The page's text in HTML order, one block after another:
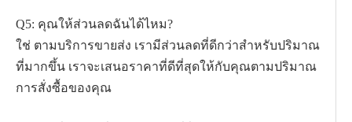
Q5: คุณให้ส่วนลดฉันได้ไหม?
ใช่ ตามบริการขายส่ง เรามีส่วนลดที่ดีกว่าสำหรับปริมาณ
ที่มากขึ้น เราจะเสนอราคาที่ดีที่สุดให้กับคุณตามปริมาณ
การสั่งซื้อของคุณ